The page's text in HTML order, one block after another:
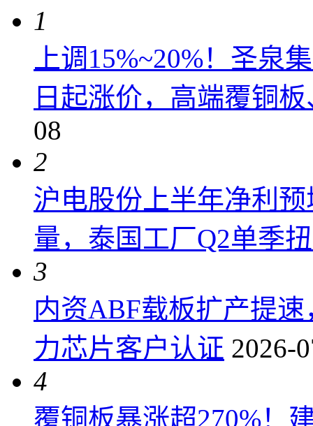
1
上调15%~20%！圣泉
日起涨价，高端覆铜
08
2
沪电股份上半年净利
量，泰国工厂Q2单季
3
内资ABF载板扩产提
力芯片客户认证 2026-
4
覆铜板暴涨超270%！